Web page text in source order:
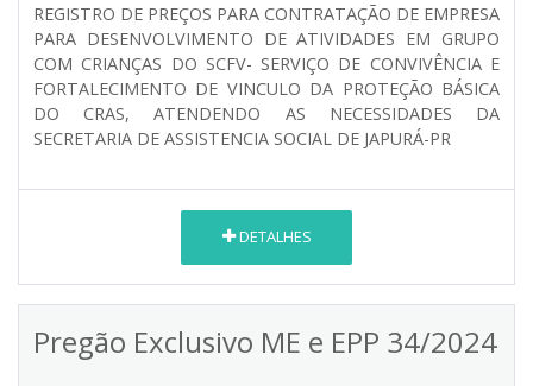
REGISTRO DE PREÇOS PARA CONTRATAÇÃO DE EMPRESA
PARA DESENVOLVIMENTO DE ATIVIDADES EM GRUPO
COM CRIANÇAS DO SCFV- SERVIÇO DE CONVIVÊNCIA E
FORTALECIMENTO DE VINCULO DA PROTEÇÃO BÁSICA
DO CRAS, ATENDENDO AS NECESSIDADES DA
SECRETARIA DE ASSISTENCIA SOCIAL DE JAPURÁ-PR
DETALHES
Pregão Exclusivo ME e EPP 34/2024